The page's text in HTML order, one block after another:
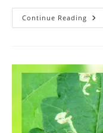
Continue Reading